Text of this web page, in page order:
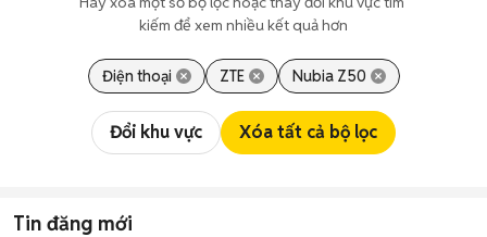
kiếm để xem nhiều kết quả hơn
Điện thoại ZTE Nubia Z50
Đổi khu vực Xóa tất cả bộ lọc
Tin đăng mới